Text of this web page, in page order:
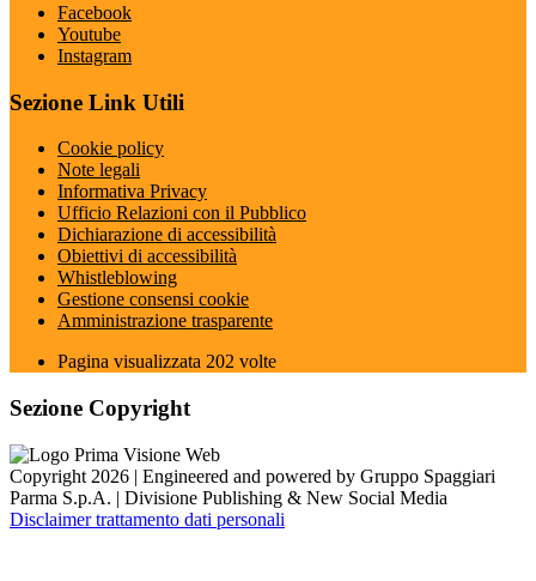
Facebook
Youtube
Instagram
Sezione Link Utili
Cookie policy
Note legali
Informativa Privacy
Ufficio Relazioni con il Pubblico
Dichiarazione di accessibilità
Obiettivi di accessibilità
Whistleblowing
Gestione consensi cookie
Amministrazione trasparente
Pagina visualizzata 202 volte
Sezione Copyright
Copyright 2026 | Engineered and powered by Gruppo Spaggiari
Parma S.p.A. | Divisione Publishing & New Social Media
Disclaimer trattamento dati personali